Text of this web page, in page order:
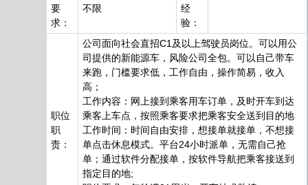
要
求：
不限
经
验：
职位
职
责：
公司面向社会直招C1及以上驾驶员岗位。可以用公
司提供的新能源车，风险公司全包。可以自己带车
来跑，门槛要求低，工作自由，操作简易，收入
高；
工作内容：网上接到乘客用车订单，及时开车到达
乘客上车点，按照乘客要求把乘客安全送到目的地
工作时间：时间自由安排，想接单就接单，不想接
单点击休息模式。平台24小时派单，无需自己抢
单；通过软件分配接单，按软件导航把乘客接送到
指定目的地;